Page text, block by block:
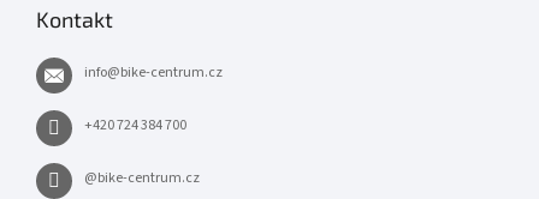
Kontakt
info@bike-centrum.cz
+420 724 384 700
@bike-centrum.cz